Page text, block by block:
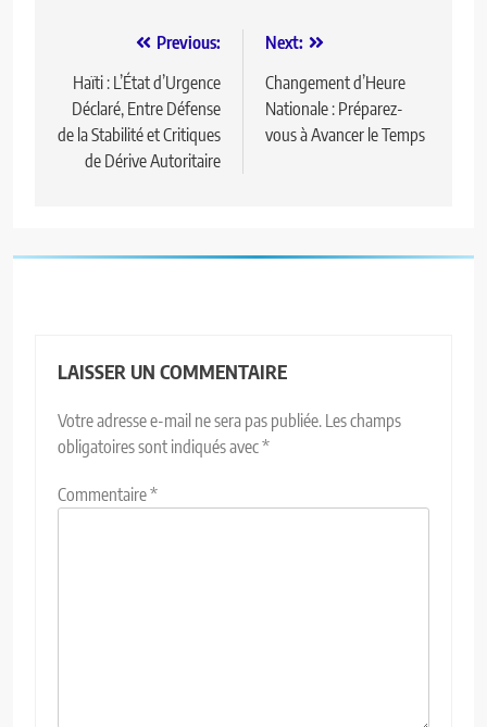
Previous:
Haïti : L’État d’Urgence
Déclaré, Entre Défense
de la Stabilité et Critiques
de Dérive Autoritaire
Next:
Changement d’Heure
Nationale : Préparez-
vous à Avancer le Temps
LAISSER UN COMMENTAIRE
Votre adresse e-mail ne sera pas publiée. Les champs
obligatoires sont indiqués avec*
Commentaire*